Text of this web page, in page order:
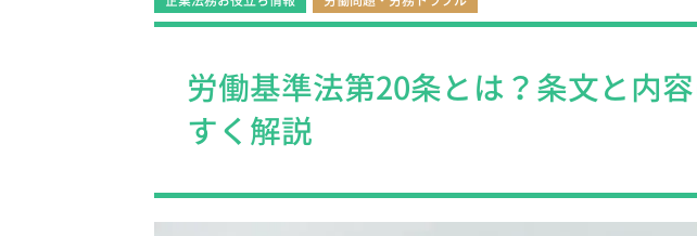
労働基準法第20条とは？条文と内
すく解説